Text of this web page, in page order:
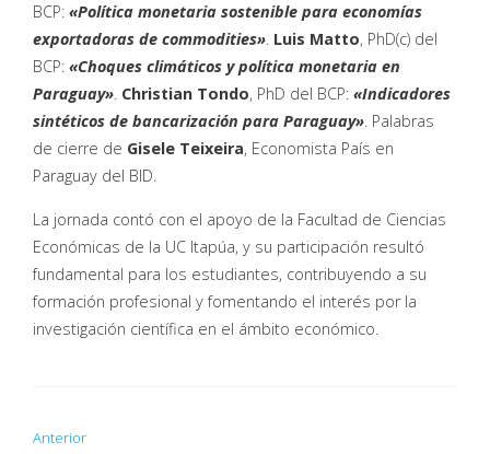
BCP: «Política monetaria sostenible para economías
exportadoras de commodities». Luis Matto, PhD(c) del
BCP: «Choques climáticos y política monetaria en
Paraguay». Christian Tondo, PhD del BCP: «Indicadores
sintéticos de bancarización para Paraguay». Palabras
de cierre de Gisele Teixeira, Economista País en
Paraguay del BID.
La jornada contó con el apoyo de la Facultad de Ciencias
Económicas de la UC Itapúa, y su participación resultó
fundamental para los estudiantes, contribuyendo a su
formación profesional y fomentando el interés por la
investigación científica en el ámbito económico.
Anterior